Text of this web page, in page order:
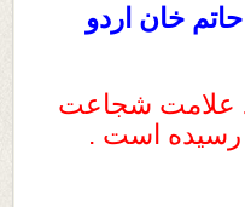
وقتی به حاتم خان اردو
علامت شجاعت
رسیده است .